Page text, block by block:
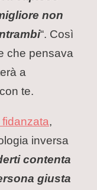
non
“. Così
che pensava
a
te.
fidanzata,
inversa
contenta
giusta